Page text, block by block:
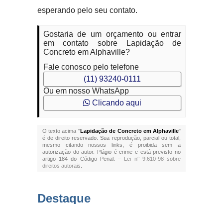
esperando pelo seu contato.
Gostaria de um orçamento ou entrar
em contato sobre Lapidação de
Concreto em Alphaville?
Fale conosco pelo telefone
(11) 93240-0111
Ou em nosso WhatsApp
Clicando aqui
O texto acima "Lapidação de Concreto em Alphaville"
é de direito reservado. Sua reprodução, parcial ou total,
mesmo citando nossos links, é proibida sem a
autorização do autor. Plágio é crime e está previsto no
artigo 184 do Código Penal. – Lei n° 9.610-98 sobre
direitos autorais
Destaque